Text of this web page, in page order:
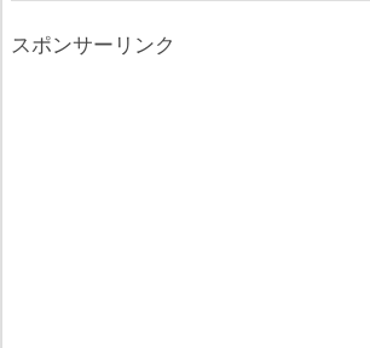
スポンサーリンク